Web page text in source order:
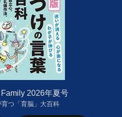
2026年夏号
つ「育脳」大百科